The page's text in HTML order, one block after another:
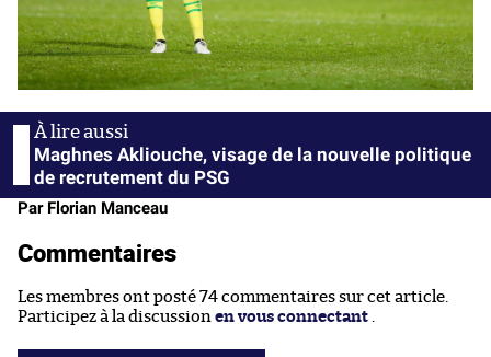
Maghnes Akliouche, visage de la nouvelle politique
de recrutement du PSG
Par Florian Manceau
Commentaires
Les membres ont posté 74 commentaires sur cet article.
Participez à la discussion en vous connectant